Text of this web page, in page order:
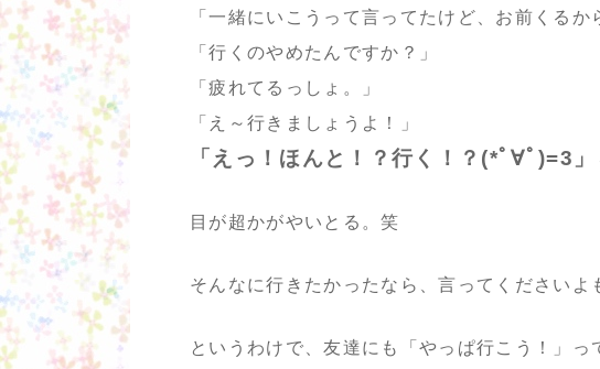
「一緒にいこうって言ってたけど、お前くるか
「行くのやめたんですか？」
「疲れてるっしょ。」
「え～行きましょうよ！」
「えっ！ほんと！？行く！？(*ﾟ∀ﾟ)=3
目が超かがやいとる。笑
そんなに行きたかったなら、言ってくださいよ
というわけで、友達にも「やっぱ行こう！」